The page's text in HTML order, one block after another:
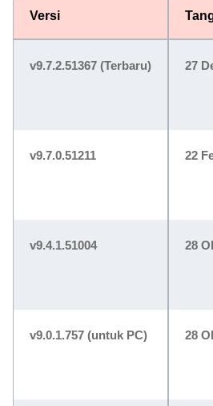
Versi
v9.7.2.51367 (Terbaru) 27
v9.7.0.51211 22
v9.4.1.51004 28
v9.0.1.757 (untuk PC) 28